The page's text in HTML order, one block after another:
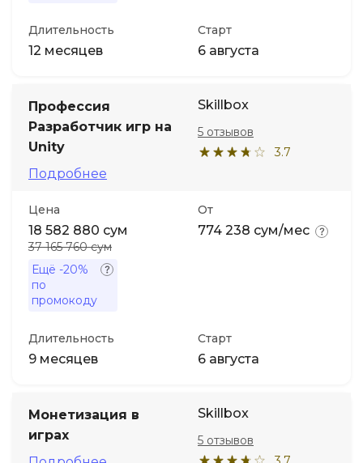
Длительность
12 месяцев
Старт
6 августа
Профессия
Разработчик игр на
Unity
Подробнее
Skillbox
3.7
5 отзывов
Цена
18 582 880 сум
37 165 760 сум
Ещё -20%
по
промокоду
От
774 238 сум/мес
Длительность
9 месяцев
Старт
6 августа
Монетизация в
играх
Skillbox
5 отзывов